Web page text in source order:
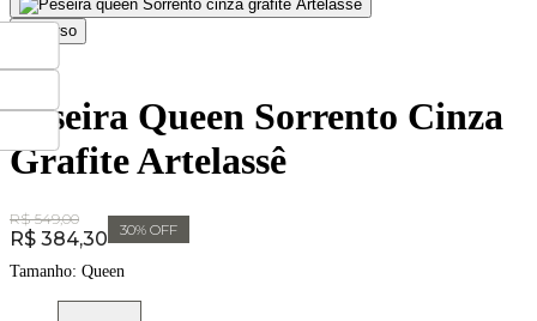
Peseira Queen Sorrento Cinza
Grafite Artelassê
Original Price:
R$ 549,00
Price:
R$ 384,30 30% OFF
Tamanho: Queen